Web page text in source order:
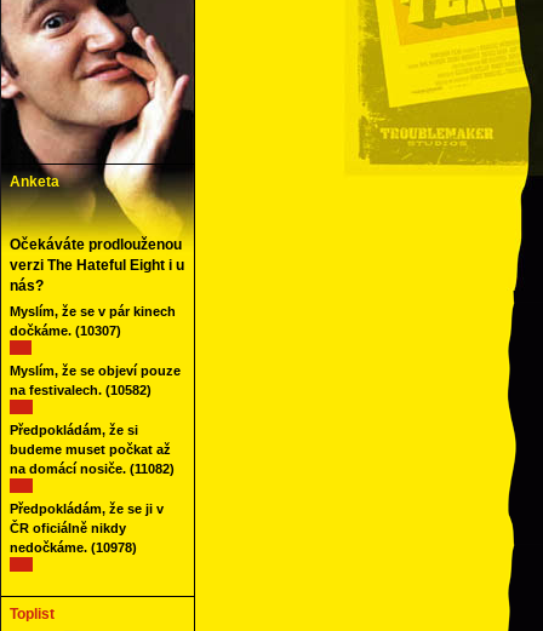
Anketa
Očekáváte prodlouženou
verzi The Hateful Eight i u
nás?
Myslím, že se v pár kinech
dočkáme. (10307)
Myslím, že se objeví pouze
na festivalech. (10582)
Předpokládám, že si
budeme muset počkat až
na domácí nosiče. (11082)
Předpokládám, že se ji v
ČR oficiálně nikdy
nedočkáme. (10978)
Toplist